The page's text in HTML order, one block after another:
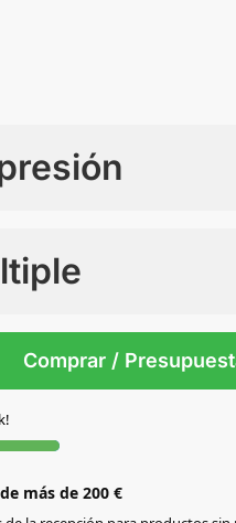
Comprar /
más de 200 €